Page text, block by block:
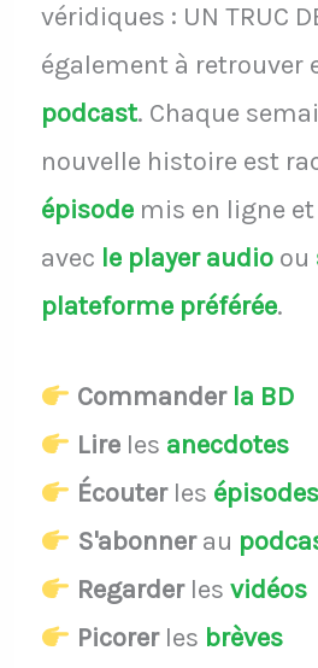
véridiques : UN TRUC
également à retrouver
podcast. Chaque
nouvelle histoire est
épisodemis en ligne et
avec le player audio ou
plateforme préférée.
Commander la BD
Lireles anecdotes
Écouterles épisodes
S'abonnerau
Regarderles vidéos
Picorerles brèves